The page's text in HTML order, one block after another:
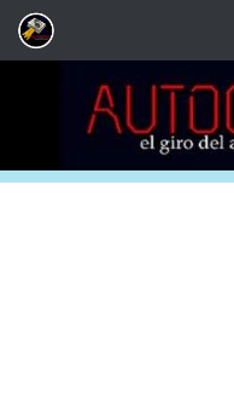
Saltar al contenido